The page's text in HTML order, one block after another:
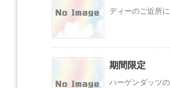
ディーのご近所
期間限定
ハーゲンダッツ